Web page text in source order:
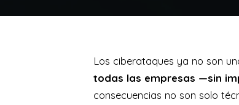
Los ciberataques ya no son
todas las empresas —sin
consecuencias no son solo